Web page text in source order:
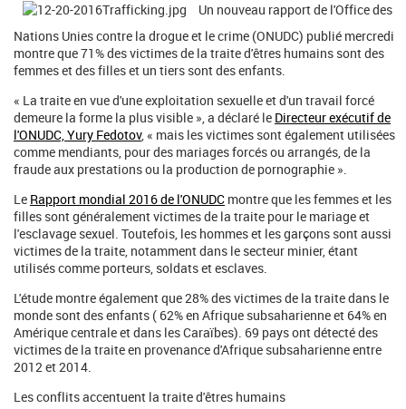
Un nouveau rapport de l'Office des
Nations Unies contre la drogue et le crime (ONUDC) publié mercredi
montre que 71% des victimes de la traite d'êtres humains sont des
femmes et des filles et un tiers sont des enfants.
« La traite en vue d'une exploitation sexuelle et d'un travail forcé
demeure la forme la plus visible », a déclaré le Directeur exécutif de
l'ONUDC, Yury Fedotov, « mais les victimes sont également utilisées
comme mendiants, pour des mariages forcés ou arrangés, de la
fraude aux prestations ou la production de pornographie ».
Le Rapport mondial 2016 de l'ONUDC montre que les femmes et les
filles sont généralement victimes de la traite pour le mariage et
l'esclavage sexuel. Toutefois, les hommes et les garçons sont aussi
victimes de la traite, notamment dans le secteur minier, étant
utilisés comme porteurs, soldats et esclaves.
L'étude montre également que 28% des victimes de la traite dans le
monde sont des enfants ( 62% en Afrique subsaharienne et 64% en
Amérique centrale et dans les Caraïbes). 69 pays ont détecté des
victimes de la traite en provenance d'Afrique subsaharienne entre
2012 et 2014.
Les conflits accentuent la traite d'êtres humains